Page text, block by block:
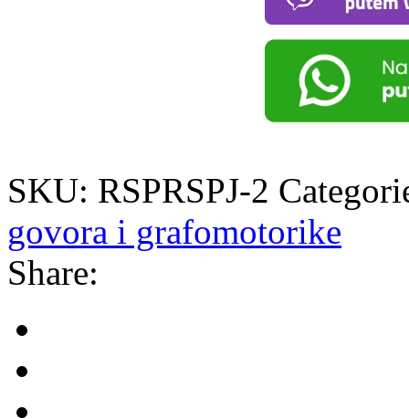
SKU: RSPRSPJ-2
govora i grafomotorike
Share: